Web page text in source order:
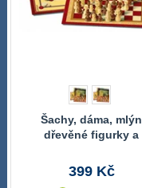
Šachy, dáma, mlýn
dřevěné figurky a
399 Kč